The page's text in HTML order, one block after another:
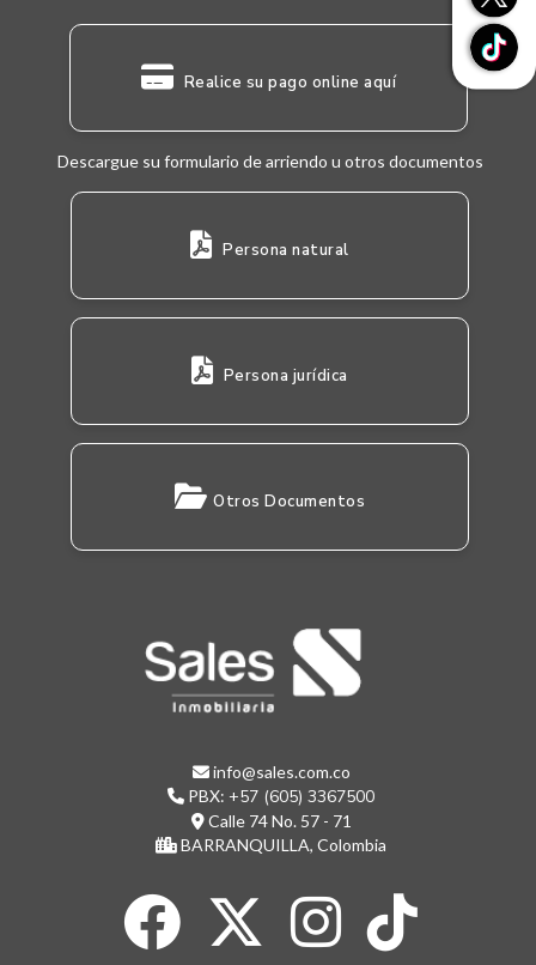
Realice su pago online aquí
Descargue su formulario de arriendo u otros documentos
Persona natural
Persona jurídica
Otros Documentos
info@sales.com.co
PBX: +57 (605) 3367500
Calle 74 No. 57 - 71
BARRANQUILLA, Colombia